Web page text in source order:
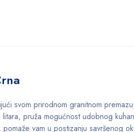
svom prirodnom granitnom
pruža mogućnost udobnog
vam u postizanju savršenog